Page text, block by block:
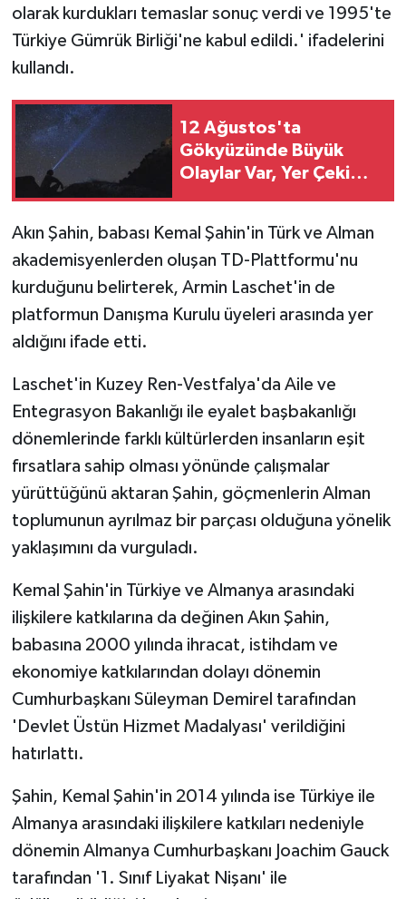
olarak kurdukları temaslar sonuç verdi ve 1995'te
Türkiye Gümrük Birliği'ne kabul edildi.' ifadelerini
kullandı.
12 Ağustos'ta
Gökyüzünde Büyük
Olaylar Var, Yer Çekimi
Akın Şahin, babası Kemal Şahin'in Türk ve Alman
akademisyenlerden oluşan TD-Plattformu'nu
kurduğunu belirterek, Armin Laschet'in de
platformun Danışma Kurulu üyeleri arasında yer
aldığını ifade etti.
Laschet'in Kuzey Ren-Vestfalya'da Aile ve
Entegrasyon Bakanlığı ile eyalet başbakanlığı
dönemlerinde farklı kültürlerden insanların eşit
fırsatlara sahip olması yönünde çalışmalar
yürüttüğünü aktaran Şahin, göçmenlerin Alman
toplumunun ayrılmaz bir parçası olduğuna yönelik
yaklaşımını da vurguladı.
Kemal Şahin'in Türkiye ve Almanya arasındaki
ilişkilere katkılarına da değinen Akın Şahin,
babasına 2000 yılında ihracat, istihdam ve
ekonomiye katkılarından dolayı dönemin
Cumhurbaşkanı Süleyman Demirel tarafından
'Devlet Üstün Hizmet Madalyası' verildiğini
hatırlattı.
Şahin, Kemal Şahin'in 2014 yılında ise Türkiye ile
Almanya arasındaki ilişkilere katkıları nedeniyle
dönemin Almanya Cumhurbaşkanı Joachim Gauck
tarafından '1. Sınıf Liyakat Nişanı' ile